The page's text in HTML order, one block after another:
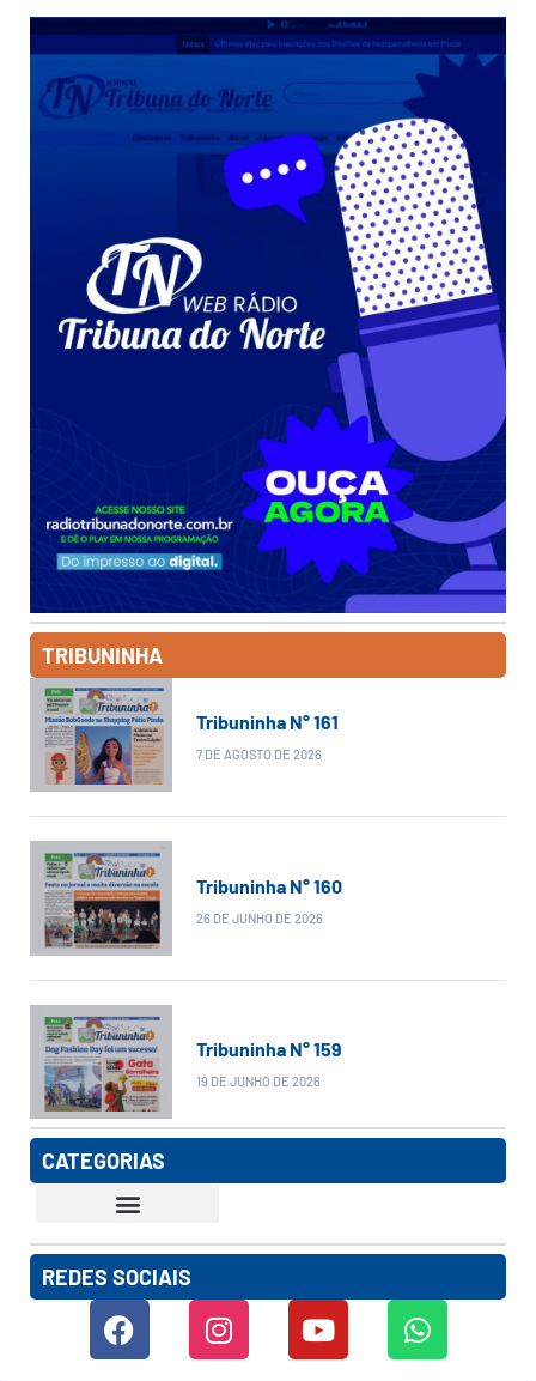
TRIBUNINHA
Tribuninha N° 161
7 DE AGOSTO DE 2026
Tribuninha N° 160
26 DE JUNHO DE 2026
Tribuninha N° 159
19 DE JUNHO DE 2026
CATEGORIAS
REDES SOCIAIS